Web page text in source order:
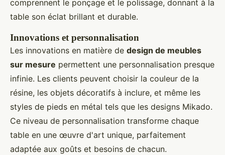
comprennent le ponçage et le polissage, donnant à la
table son éclat brillant et durable.
Innovations et personnalisation
Les innovations en matière de design de meubles
sur mesure permettent une personnalisation presque
infinie. Les clients peuvent choisir la couleur de la
résine, les objets décoratifs à inclure, et même les
styles de pieds en métal tels que les designs Mikado.
Ce niveau de personnalisation transforme chaque
table en une œuvre d'art unique, parfaitement
adaptée aux goûts et besoins de chacun.